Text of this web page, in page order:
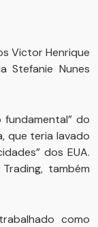
Victor Henrique
Stefanie Nunes
fundamental” do
que teria lavado
dos EUA.
também
como